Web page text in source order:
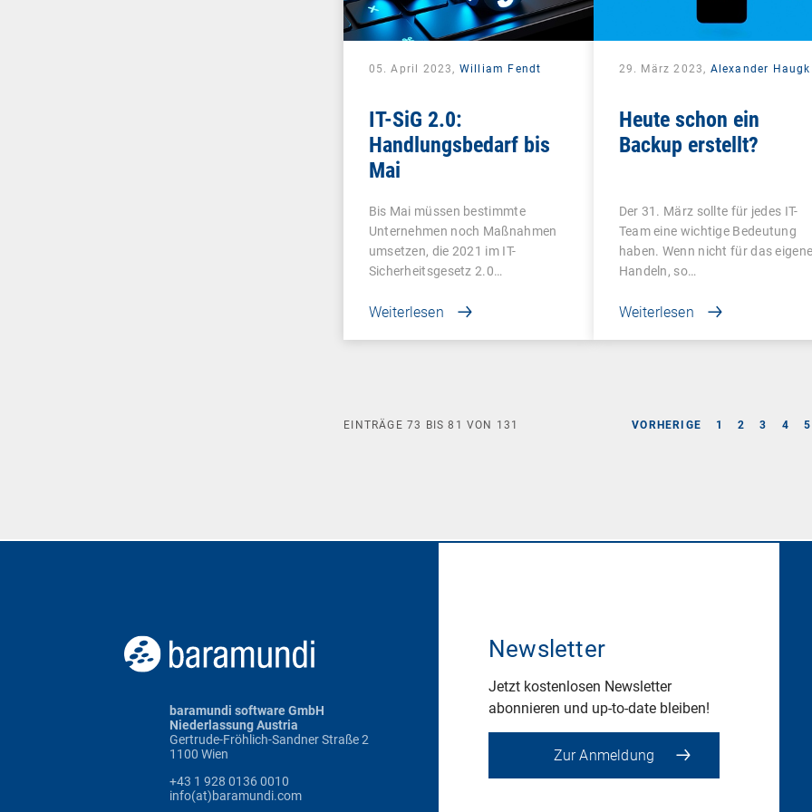
05. April 2023, William Fendt
IT-SiG 2.0:
Handlungsbedarf bis
Mai
Bis Mai müssen bestimmte
Unternehmen noch Maßnahmen
umsetzen, die 2021 im IT-
Sicherheitsgesetz 2.0…
Weiterlesen
29. März 2023, Alexander Haugk
Heute schon ein
Backup erstellt?
Der 31. März sollte für jedes IT-
Team eine wichtige Bedeutung
haben. Wenn nicht für das
Handeln, so…
Weiterlesen
VORHERIGE 1 2 3 4 5
EINTRÄGE 73 BIS81 VON 131
baramundi software GmbH
Niederlassung Austria
Gertrude-Fröhlich-Sandner Straße 2
1100 Wien
+43 1 928 0136 0010
info(at)baramundi.com
Newsletter
Jetzt kostenlosen Newsletter
abonnieren und up-to-date bleiben!
Zur Anmeldung